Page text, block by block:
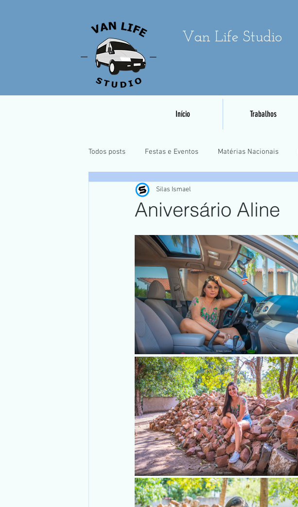
Van Life Studio
Início Trabalhos
Todos posts Festas e Eventos Matérias Nacionais
Casamentos e Pré-Wedding
Aniversário Aline
Silas Ismael